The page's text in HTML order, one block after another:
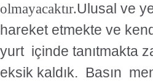
olmayacaktır.Ulusal ve
hareket etmekte ve
yurt içinde tanıtmakta
eksik kaldık. Basın